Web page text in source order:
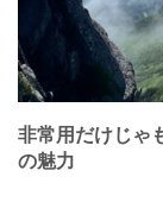
非常用だけじゃ
の魅力